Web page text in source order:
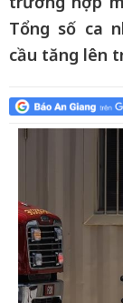
Tổng số ca
cầu tăng lên